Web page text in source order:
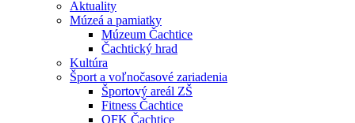
Aktuality
Múzeá a pamiatky
Múzeum Čachtice
Čachtický hrad
Kultúra
Šport a voľnočasové zariadenia
Športový areál ZŠ
Fitness Čachtice
OFK Čachtice